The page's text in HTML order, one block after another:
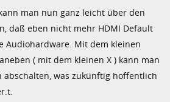
man nun ganz leicht über den
daß eben nicht mehr HDMI Default
Audiohardware. Mit dem kleinen
( mit dem kleinen X ) kann man
abschalten, was zukünftig hoffentlich